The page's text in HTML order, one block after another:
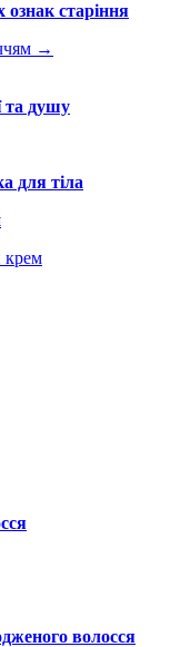
старіння
→
та душу
для тіла
крем
волосся